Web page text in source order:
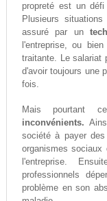
propreté est un
Plusieurs
assuré par un
l'entreprise, ou
traitante. Le salariat
d'avoir toujours une
fois.
Mais pourtant
inconvénients.
société à payer
organismes
l'entreprise.
professionnels
problème en son